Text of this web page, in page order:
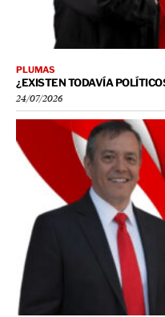
PLUMAS
¿EXISTEN TODAVÍA
24/07/2026